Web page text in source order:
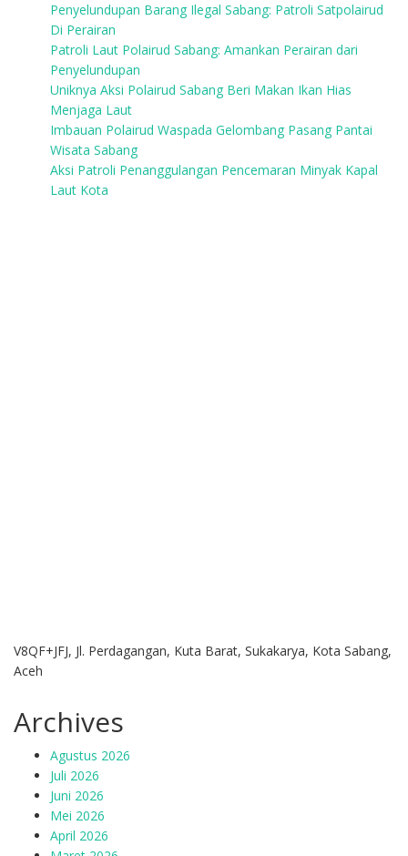
Penyelundupan Barang Ilegal Sabang: Patroli Satpolairud
Di Perairan
Patroli Laut Polairud Sabang: Amankan Perairan dari
Penyelundupan
Uniknya Aksi Polairud Sabang Beri Makan Ikan Hias
Menjaga Laut
Imbauan Polairud Waspada Gelombang Pasang Pantai
Wisata Sabang
Aksi Patroli Penanggulangan Pencemaran Minyak Kapal
Laut Kota
V8QF+JFJ, Jl. Perdagangan, Kuta Barat, Sukakarya, Kota Sabang,
Aceh
Archives
Agustus 2026
Juli 2026
Juni 2026
Mei 2026
April 2026